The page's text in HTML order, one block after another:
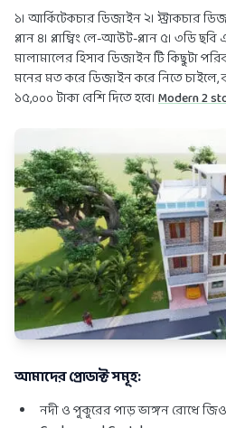
১। আর্কিটেকচার ডিজাইন ২। স্ট্রাকচার
প্লান ৪। প্লাম্বিং লে-আউট-প্লান ৫। ৩ডি
মালামালের হিসাব ডিজাইন টি কিছুটা
মনের মত করে ডিজাইন করে নিতে চাইলে,
১৫,০০০ টাকা বেশি দিতে হবে। Modern 2
আমাদের প্রোডাক্ট সমূহ:
নদী ও পুকুরের পাড় ভাঙ্গন রোধে